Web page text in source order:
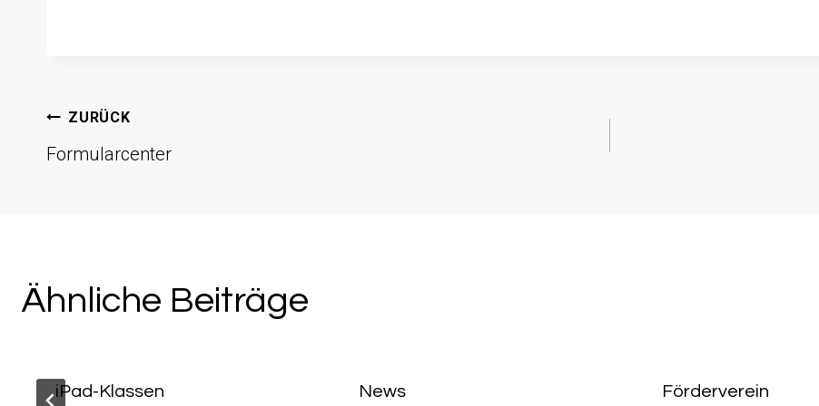
Beitragsnavigation
ZURÜCK
Formularcenter
Ähnliche Beiträge
iPad-Klassen News Förderverein